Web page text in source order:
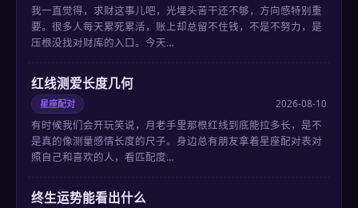
我一直觉得，求财这事儿吧，光埋头苦干还不够，方向感特别重
要。很多人每天累死累活，账上却总留不住钱，不是不努力，是
压根没找对财库的入口。今天…
红线测爱长度几何
星座配对 2026-08-10
有时候我们会开玩笑说，月老手里那根红线到底能拉多长，是不
是真的像测量感情长度的尺子。身边总有朋友拿着星座配对表对
照自己和喜欢的人，看匹配度…
终生运势能看出什么